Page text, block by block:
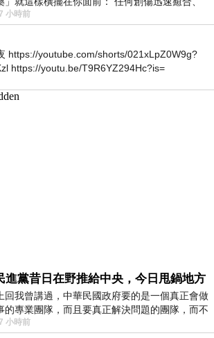
止衰老、痛覺消失…堪
小時前
https://youtube.com/shorts/021xLpZ0W9g?
https://youtu.be/T9R6YZ294Hc?is=
進黨昔日在野推給中央，今日甩鍋地方
回我曾講過，中華民國政府要的是一個真正會做
的專業團隊，而且要真正解決問題的團隊，而不
只會到處甩鍋的雙標團隊，最近民進黨
小時前